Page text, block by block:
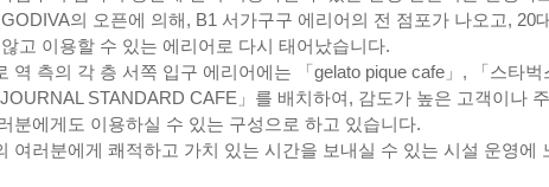
의 오픈에 의해, B1 서가구구 에리어의 전 점포가 나오고, 20
고 이용할 수 있는 에리어로 다시 태어났습니다.
역 측의 각 층 서쪽 입구 에리어에는 「gelato pique cafe」, 「스타벅
STANDARD CAFE」를 배치하여, 감도가 높은 고객이나
분에게도 이용하실 수 있는 구성으로 하고 있습니다.
여러분에게 쾌적하고 가치 있는 시간을 보내실 수 있는 시설 운영에